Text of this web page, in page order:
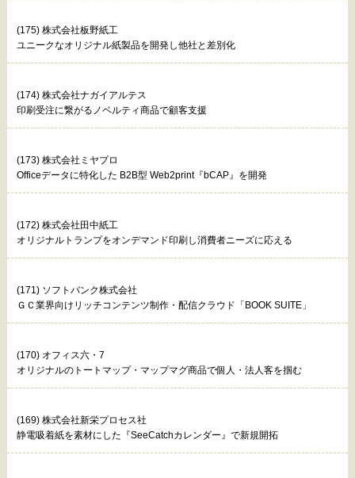
(175) 株式会社板野紙工
ユニークなオリジナル紙製品を開発し他社と差別化
(174) 株式会社ナガイアルテス
印刷受注に繋がるノベルティ商品で顧客支援
(173) 株式会社ミヤプロ
Officeデータに特化した B2B型 Web2print『bCAP』を開発
(172) 株式会社田中紙工
オリジナルトランプをオンデマンド印刷し消費者ニーズに応える
(171) ソフトバンク株式会社
ＧＣ業界向けリッチコンテンツ制作・配信クラウド「BOOK SUITE」
(170) オフィス六・7
オリジナルのトートマップ・マップマグ商品で個人・法人客を掴む
(169) 株式会社新栄プロセス社
静電吸着紙を素材にした『SeeCatchカレンダー』で新規開拓